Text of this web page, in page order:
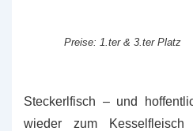
Preise: 1.ter & 3.ter Platz
Steckerlfisch – und
wieder zum